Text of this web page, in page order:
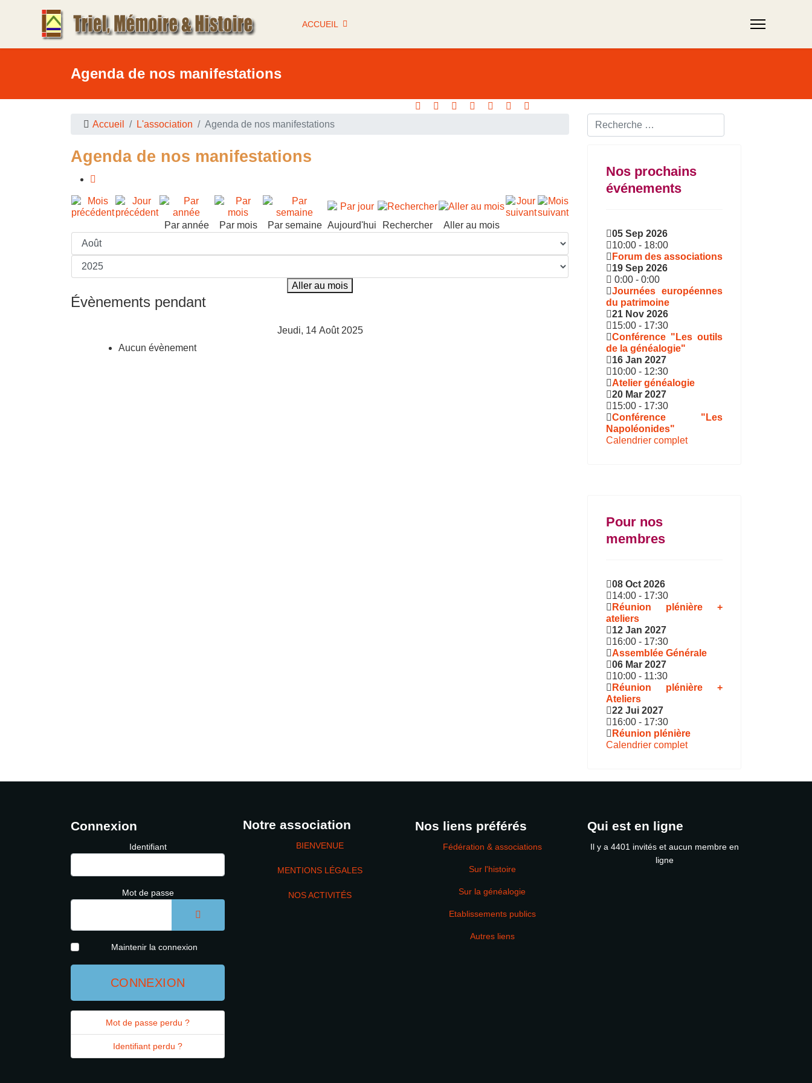
ACCUEIL
Agenda de nos manifestations
Accueil L'association Agenda de nos manifestations
Rechercher ...
Agenda de nos manifestations
Par année Par mois Par semaine Aujourd'hui Rechercher Aller au mois
Aller au mois
Évènements pendant
Jeudi, 14 Août 2025
Aucun évènement
Nos prochains
événements
05 Sep 2026
10:00 - 18:00
Forum des associations
19 Sep 2026
0:00 - 0:00
Journées européennes
du patrimoine
21 Nov 2026
15:00 - 17:30
Conférence "Les outils
de la généalogie"
16 Jan 2027
10:00 - 12:30
Atelier généalogie
20 Mar 2027
15:00 - 17:30
Conférence "Les
Napoléonides"
Calendrier complet
Pour nos
membres
08 Oct 2026
14:00 - 17:30
Réunion plénière +
ateliers
12 Jan 2027
16:00 - 17:30
Assemblée Générale
06 Mar 2027
10:00 - 11:30
Réunion plénière +
Ateliers
22 Jui 2027
16:00 - 17:30
Réunion plénière
Calendrier complet
Connexion
Identifiant
Mot de passe
AFFICHER LE MOT DE PASSE
Maintenir la connexion
CONNEXION
Mot de passe perdu ?
Identifiant perdu ?
Notre association
BIENVENUE
MENTIONS LÉGALES
NOS ACTIVITÉS
Nos liens préférés
Fédération & associations
Sur l'histoire
Sur la généalogie
Etablissements publics
Autres liens
Qui est en ligne
Il y a 4401 invités et aucun membre en
ligne